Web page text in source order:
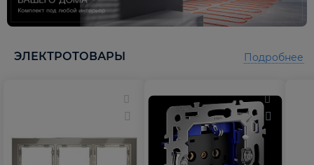
ЭЛЕКТРОТОВАРЫ Подробнее